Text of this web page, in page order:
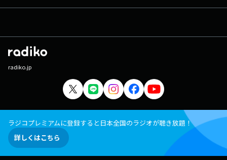
radiko.jp
ラジコプレミアムに登録すると日本全国のラジオが聴き放題！
詳しくはこちら